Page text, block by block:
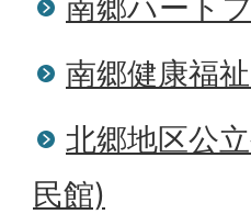
南郷ハート
南郷健康福
北郷地区公
民館)